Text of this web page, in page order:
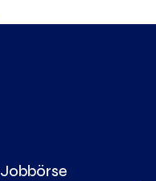
Jobbörse